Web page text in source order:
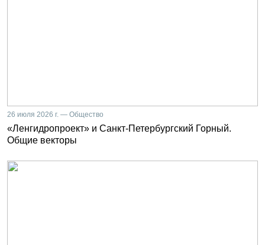
26 июля 2026 г. — Общество
«Ленгидропроект» и Санкт-Петербургский Горный.
Общие векторы